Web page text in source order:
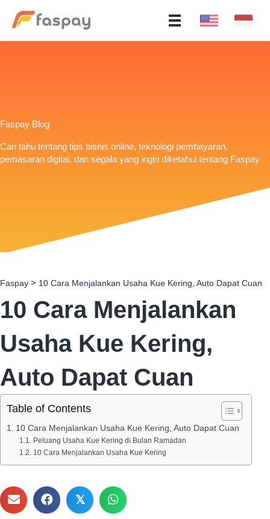
Faspay Blog
Cari tahu tentang tips bisnis online, teknologi pembayaran,
pemasaran digital, dan segala yang ingin diketahui tentang Faspay
Faspay > 10 Cara Menjalankan Usaha Kue Kering, Auto Dapat Cuan
10 Cara Menjalankan
Usaha Kue Kering,
Auto Dapat Cuan
Table of Contents
10 Cara Menjalankan Usaha Kue Kering, Auto Dapat Cuan
Peluang Usaha Kue Kering di Bulan Ramadan
10 Cara Menjalankan Usaha Kue Kering
𝕏